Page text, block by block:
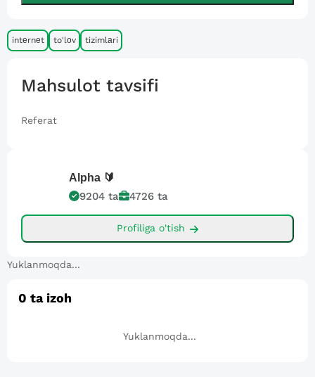
intеrnеt to'lоv tizimlаri
Mahsulot tavsifi
Referat
Alpha 🔰
9204 ta 4726 ta
Profiliga o'tish
Yuklanmoqda...
0 ta izoh
Yuklanmoqda...